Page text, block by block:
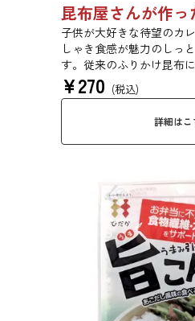
子供が大好きな待望のカ
しゃき食感が魅力のしっ
す。従来のふりかけ昆布
えました。さらに、鰹と
料も加え、だしカレー風
¥270 (税込)
詳細はこ